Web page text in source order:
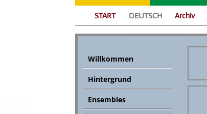
START DEUTSCH Archiv
Willkommen
Hintergrund
Ensembles